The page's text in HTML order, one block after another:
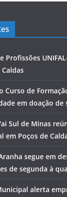
Profissões
Curso de
em doação de
Sul de Minas
em Poços de
segue em
de segunda à
alerta